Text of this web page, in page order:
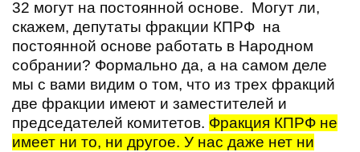
32 могут на постоянной основе. Могут ли,
скажем, депутаты фракции КПРФ на
постоянной основе работать в Народном
собрании? Формально да, а на самом деле
мы с вами видим о том, что из трех фракций
две фракции имеют и заместителей и
председателей комитетов. Фракция КПРФ не
имеет ни то, ни другое. У нас даже нет ни